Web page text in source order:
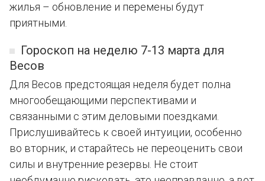
жилья – обновление и перемены будут
приятными.
Гороскоп на неделю 7-13 марта для
Весов
Для Весов предстоящая неделя будет полна
многообещающими перспективами и
связанными с этим деловыми поездками.
Прислушивайтесь к своей интуиции, особенно
во вторник, и старайтесь не переоценить свои
силы и внутренние резервы. Не стоит